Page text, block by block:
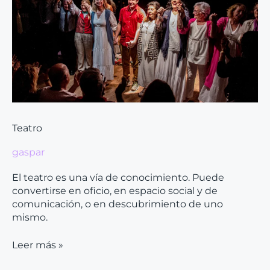
Teatro
gaspar
El teatro es una vía de conocimiento. Puede
convertirse en oficio, en espacio social y de
comunicación, o en descubrimiento de uno
mismo.
Leer más »